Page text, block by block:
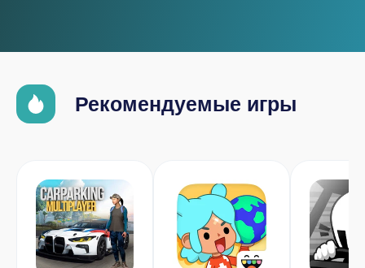
Рекомендуемые игры